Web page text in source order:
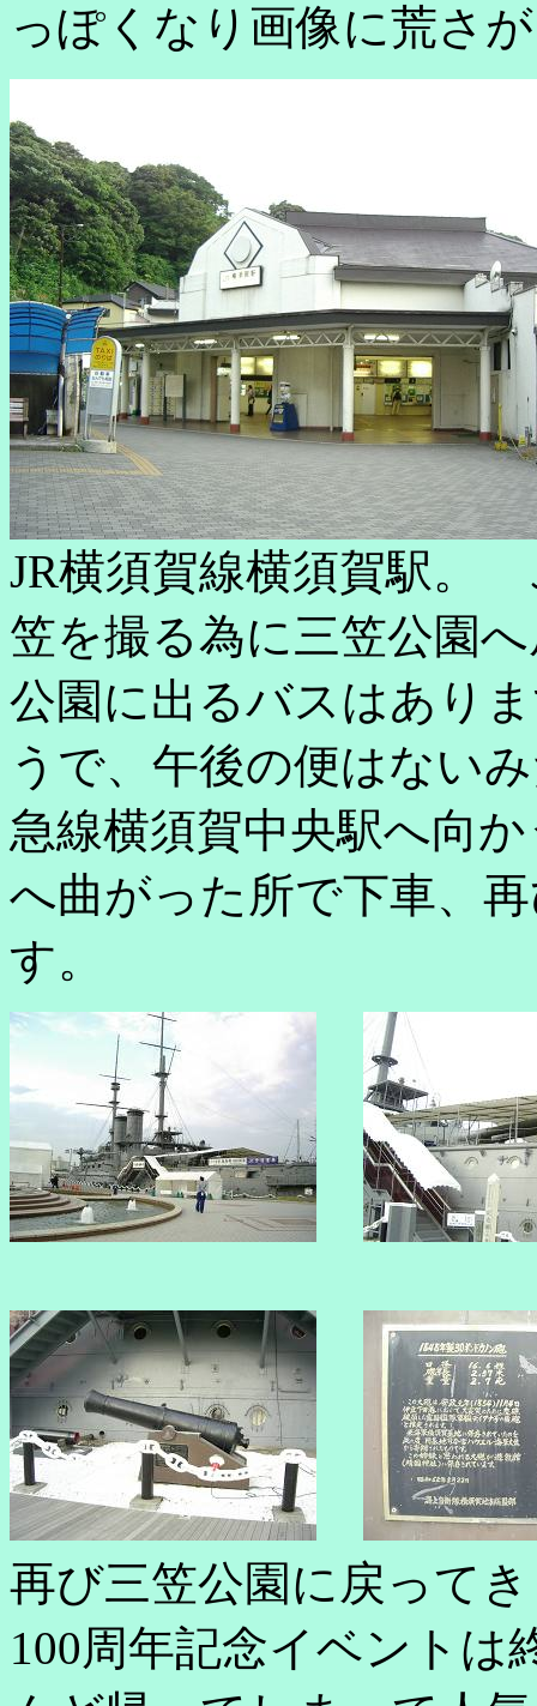
っぽくなり画像に荒さ
JR横須賀線横須賀駅。
笠を撮る為に三笠公園
公園に出るバスはあり
うで、午後の便はない
急線横須賀中央駅へ向
へ曲がった所で下車、
す。
再び三笠公園に戻って
100周年記念イベントは